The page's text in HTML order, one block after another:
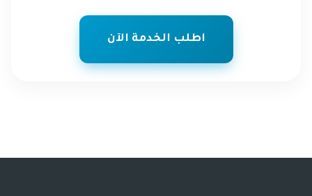
اطلب الخدمة الآن